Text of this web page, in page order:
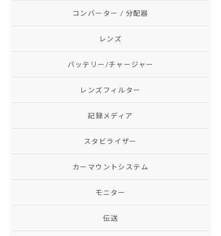
コンバーター / 分配器
レンズ
バッテリー/チャージャー
レンズフィルター
記録メディア
スタビライザー
カーマウントシステム
モニター
伝送